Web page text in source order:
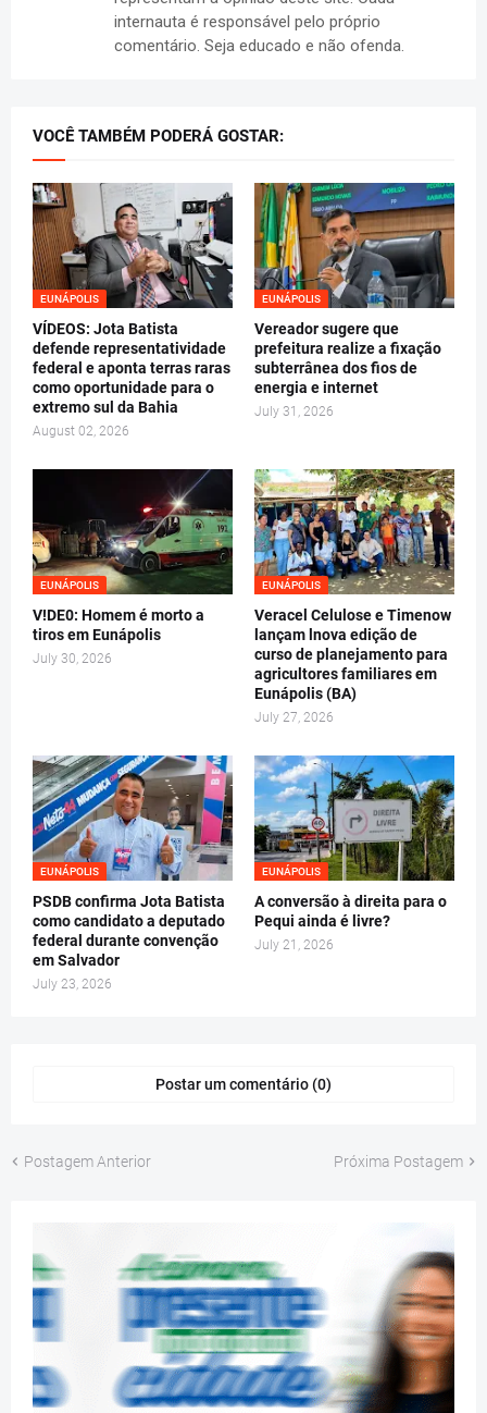
internauta é responsável pelo próprio
comentário. Seja educado e não ofenda.
VOCÊ TAMBÉM PODERÁ GOSTAR:
EUNÁPOLIS
VÍDEOS: Jota Batista
defende representatividade
federal e aponta terras raras
como oportunidade para o
extremo sul da Bahia
August 02, 2026
EUNÁPOLIS
Vereador sugere que
prefeitura realize a fixação
subterrânea dos fios de
energia e internet
July 31, 2026
EUNÁPOLIS
V!DE0: Homem é morto a
tiros em Eunápolis
July 30, 2026
EUNÁPOLIS
Veracel Celulose e Timenow
lançam lnova edição de
curso de planejamento para
agricultores familiares em
Eunápolis (BA)
July 27, 2026
EUNÁPOLIS
PSDB confirma Jota Batista
como candidato a deputado
federal durante convenção
em Salvador
July 23, 2026
EUNÁPOLIS
A conversão à direita para o
Pequi ainda é livre?
July 21, 2026
Postar um comentário (0)
Postagem Anterior Próxima Postagem